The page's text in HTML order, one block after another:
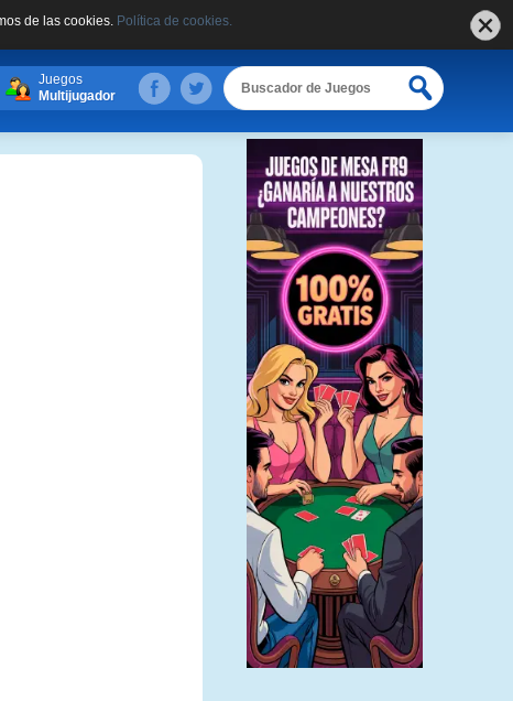
de las cookies. Política de cookies.
Juegos
Multijugador